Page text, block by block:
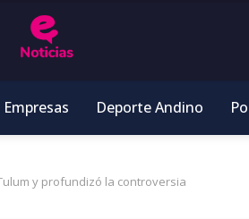
Empresas Deporte Andino
y profundizó la controversia